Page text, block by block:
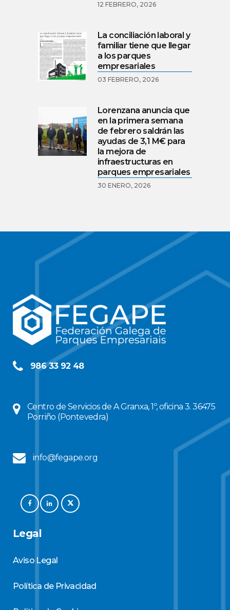
12 FEBRERO, 2026
La conciliación laboral y
familiar tiene que llegar
a los parques
empresariales
03 FEBRERO, 2026
Lorenzana anuncia que
en la primera semana
de febrero saldrán las
ayudas de 3,1 M€ para
la mejora de
infraestructuras en
parques empresariales
30 ENERO, 2026
986 33 92 48
Centro de Servicios de A Granxa, 1º, oficina 3. 36475
Porriño (Pontevedra)
info@fegape.org
Legal
Aviso Legal
Política de Privacidad